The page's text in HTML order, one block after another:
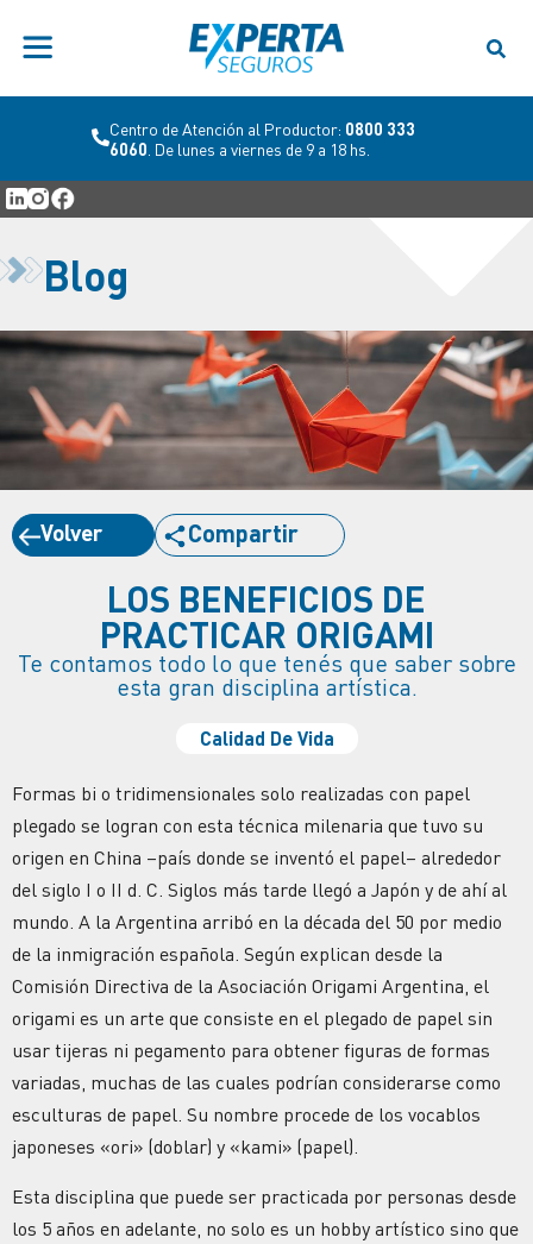
Centro de Atención al Productor: 0800 333
6060 . De lunes a viernes de 9 a 18 hs.
Blog
Volver Compartir
LOS BENEFICIOS DE
PRACTICAR ORIGAMI
Te contamos todo lo que tenés que saber sobre
esta gran disciplina artística.
Calidad De Vida
Formas bi o tridimensionales solo realizadas con papel
plegado se logran con esta técnica milenaria que tuvo su
origen en China –país donde se inventó el papel– alrededor
del siglo I o II d. C. Siglos más tarde llegó a Japón y de ahí al
mundo. A la Argentina arribó en la década del 50 por medio
de la inmigración española. Según explican desde la
Comisión Directiva de la Asociación Origami Argentina, el
origami es un arte que consiste en el plegado de papel sin
usar tijeras ni pegamento para obtener figuras de formas
variadas, muchas de las cuales podrían considerarse como
esculturas de papel. Su nombre procede de los vocablos
japoneses «ori» (doblar) y «kami» (papel).
Esta disciplina que puede ser practicada por personas desde
los 5 años en adelante, no solo es un hobby artístico sino que